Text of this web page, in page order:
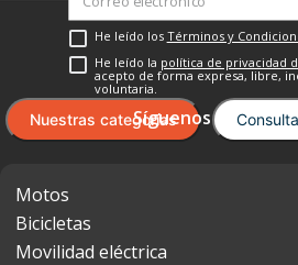
He leído los Términos y
He leído la política de privacidad
acepto de forma expresa, libre,
voluntaria.
Nuestras categorías
Motos
Bicicletas
Movilidad eléctrica